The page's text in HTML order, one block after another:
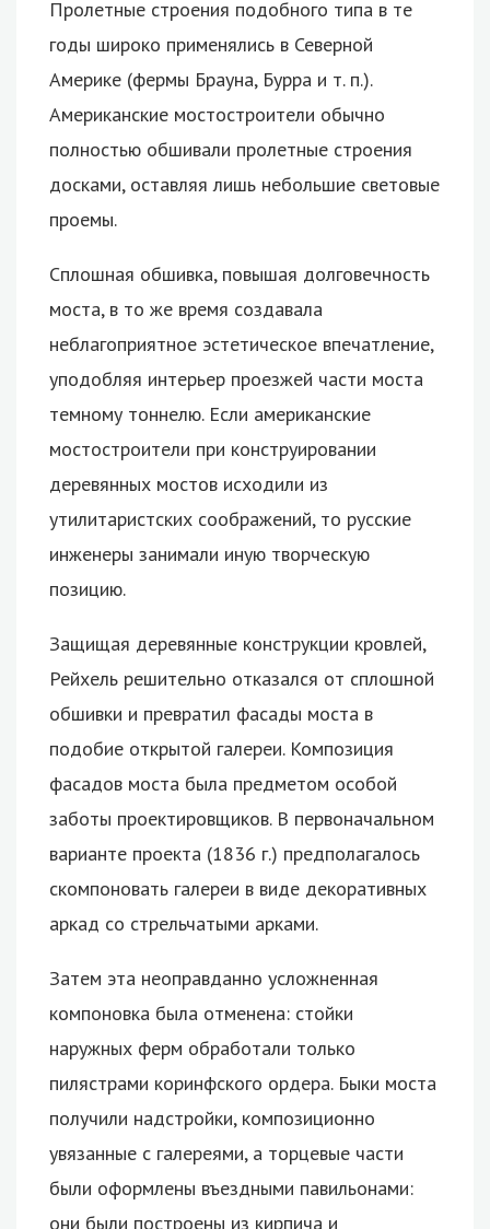
Пролетные строения подобного типа в те
годы широко применялись в Северной
Америке (фермы Брауна, Бурра и т. п.).
Американские мостостроители обычно
полностью обшивали пролетные строения
досками, оставляя лишь небольшие световые
проемы.
Сплошная обшивка, повышая долговечность
моста, в то же время создавала
неблагоприятное эстетическое впечатление,
уподобляя интерьер проезжей части моста
темному тоннелю. Если американские
мостостроители при конструировании
деревянных мостов исходили из
утилитаристских соображений, то русские
инженеры занимали иную творческую
позицию.
Защищая деревянные конструкции кровлей,
Рейхель решительно отказался от сплошной
обшивки и превратил фасады моста в
подобие открытой галереи. Композиция
фасадов моста была предметом особой
заботы проектировщиков. В первоначальном
варианте проекта (1836 г.) предполагалось
скомпоновать галереи в виде декоративных
аркад со стрельчатыми арками.
Затем эта неоправданно усложненная
компоновка была отменена: стойки
наружных ферм обработали только
пилястрами коринфского ордера. Быки моста
получили надстройки, композиционно
увязанные с галереями, а торцевые части
были оформлены въездными павильонами:
они были построены из кирпича и